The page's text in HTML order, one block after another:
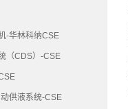
-华林科纳CSE
（CDS）-CSE
供液系统-CSE